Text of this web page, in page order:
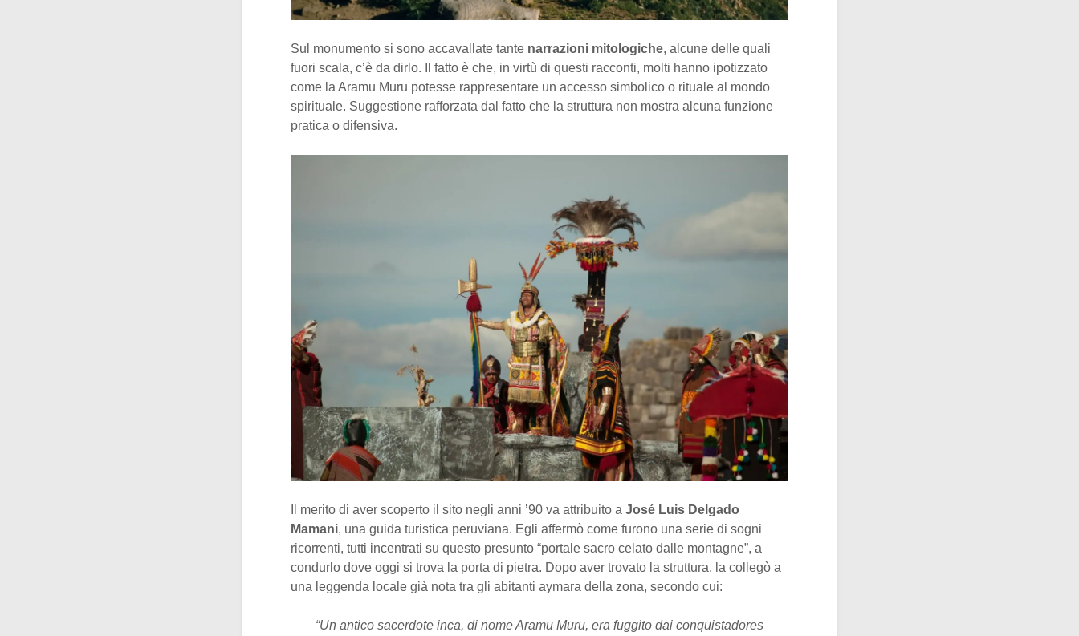
Sul monumento si sono accavallate tante narrazioni mitologiche, alcune delle quali
fuori scala, c’è da dirlo. Il fatto è che, in virtù di questi racconti, molti hanno ipotizzato
come la Aramu Muru potesse rappresentare un accesso simbolico o rituale al mondo
spirituale. Suggestione rafforzata dal fatto che la struttura non mostra alcuna funzione
pratica o difensiva.
Il merito di aver scoperto il sito negli anni ’90 va attribuito a José Luis Delgado
Mamani, una guida turistica peruviana. Egli affermò come furono una serie di sogni
ricorrenti, tutti incentrati su questo presunto “portale sacro celato dalle montagne”, a
condurlo dove oggi si trova la porta di pietra. Dopo aver trovato la struttura, la collegò a
una leggenda locale già nota tra gli abitanti aymara della zona, secondo cui:
“Un antico sacerdote inca, di nome Aramu Muru, era fuggito dai conquistadores